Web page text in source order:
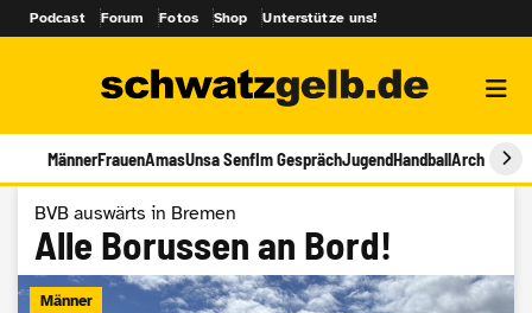
Podcast Forum Fotos Shop Unterstütze uns!
MännerFrauenAmasUnsa SenfIm GesprächJugendHandballArchiv
BVB auswärts in Bremen
Alle Borussen an Bord!
Männer